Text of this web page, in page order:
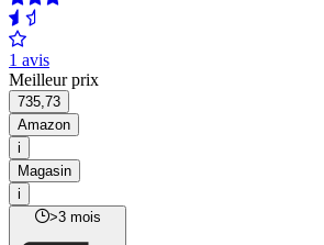
1 avis
Meilleur prix
735,73
Amazon
i
Magasin
i
>3 mois